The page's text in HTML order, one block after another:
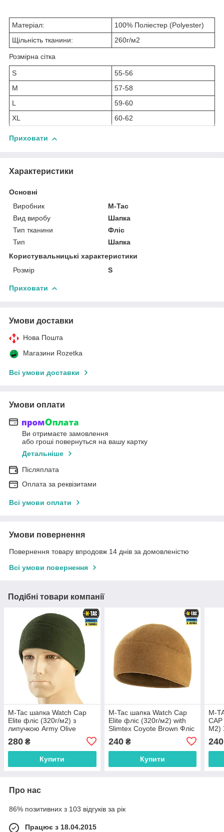
Матеріал:
100% Поліестер (Polyester)
Щільність тканини:
260г/м2
Розмірна сітка
S
55-56
M
57-58
L
59-60
XL
60-62
Приховати
Характеристики
Основні
Виробник
M-Tac
Вид виробу
Шапка
Тип тканини
Фліс
Тип
Шапка
Користувальницькі характеристики
Розмір
S
Приховати
Умови доставки
Нова Пошта
Магазини Rozetka
Всі умови доставки
Умови оплати
Ви отримаєте замовлення
або гроші повернуться на вашу картку
Детальніше
Післяплата
Оплата за реквізитами
Всі умови оплати
Умови повернення
Повернення товару впродовж 14 днів за домовленістю
Всі умови повернення
Подібні товари компанії
M-Tac шапка Watch Cap
Elite фліс (320г/м2) з
липучкою Army Olive
280 ₴
Купити
M-Tac шапка Watch Cap
Elite фліс (320г/м2) with
Slimtex Coyote Brown Фліс
240₴
Купити
M-
М2)
240
Про нас
86% позитивних з 103 відгуків за рік
Працює з 18.04.2015